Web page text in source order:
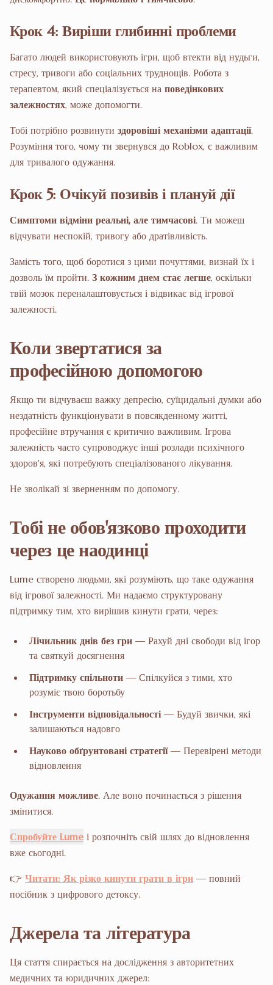
Крок 4: Виріши глибинні проблеми
Багато людей використовують ігри, щоб втекти від нудьги,
стресу, тривоги або соціальних труднощів. Робота з
терапевтом, який спеціалізується на поведінкових
залежностях, може допомогти.
Тобі потрібно розвинути здоровіші механізми адаптації.
Розуміння того, чому ти звернувся до Roblox, є важливим
для тривалого одужання.
Крок 5: Очікуй позивів і плануй дії
Симптоми відміни реальні, але тимчасові. Ти можеш
відчувати неспокій, тривогу або дратівливість.
Замість того, щоб боротися з цими почуттями, визнай їх і
дозволь їм пройти. З кожним днем стає легше, оскільки
твій мозок переналаштовується і відвикає від ігрової
залежності.
Коли звертатися за
професійною допомогою
Якщо ти відчуваєш важку депресію, суїцидальні думки або
нездатність функціонувати в повсякденному житті,
професійне втручання є критично важливим. Ігрова
залежність часто супроводжує інші розлади психічного
здоров'я, які потребують спеціалізованого лікування.
Не зволікай зі зверненням по допомогу.
Тобі не обов'язково проходити
через це наодинці
Lume створено людьми, які розуміють, що таке одужання
від ігрової залежності. Ми надаємо структуровану
підтримку тим, хто вирішив кинути грати, через:
Лічильник днів без гри — Рахуй дні свободи від ігор
та святкуй досягнення
Підтримку спільноти — Спілкуйся з тими, хто
розуміє твою боротьбу
Інструменти відповідальності — Будуй звички, які
залишаються надовго
Науково обґрунтовані стратегії— Перевірені методи
відновлення
Одужання можливе. Але воно починається з рішення
змінитися.
Спробуйте Lume і розпочніть свій шлях до відновлення
вже сьогодні.
👉 Читати: Як різко кинути грати в ігри — повний
посібник з цифрового детоксу.
Джерела та література
Ця стаття спирається на дослідження з авторитетних
медичних та юридичних джерел: